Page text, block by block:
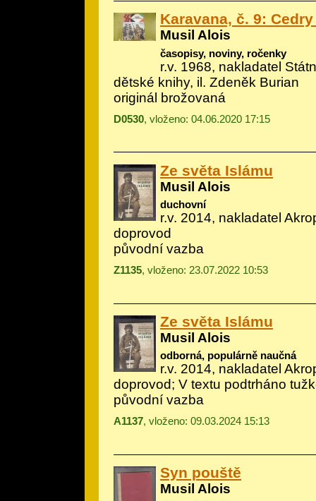
Karavana, č. 9:
Musil Alois
časopisy, noviny, ročenky
r.v. 1968, nakladatel
dětské knihy, il. Zdeněk Burian
originál brožovaná
D0530, vloženo: 04.06.2020 17:15
Ze světa Islámu
Musil Alois
duchovní
r.v. 2014, nakladatel
doprovod
původní vazba
Z1135, vloženo: 23.07.2022 10:53
Ze světa Islámu
Musil Alois
odborná, populárně naučná
r.v. 2014, nakladatel
doprovod; V textu podtrháno
původní vazba
A1137, vloženo: 09.03.2024 15:13
Syn pouště
Musil Alois